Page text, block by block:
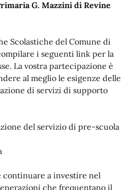
G. Mazzini di Revine
Scolastiche del Comune di
i seguenti link per la
La vostra partecipazione è
al meglio le esigenze delle
di servizi di supporto
del servizio di pre-scuola
continuare a investire nel
che frequentano il